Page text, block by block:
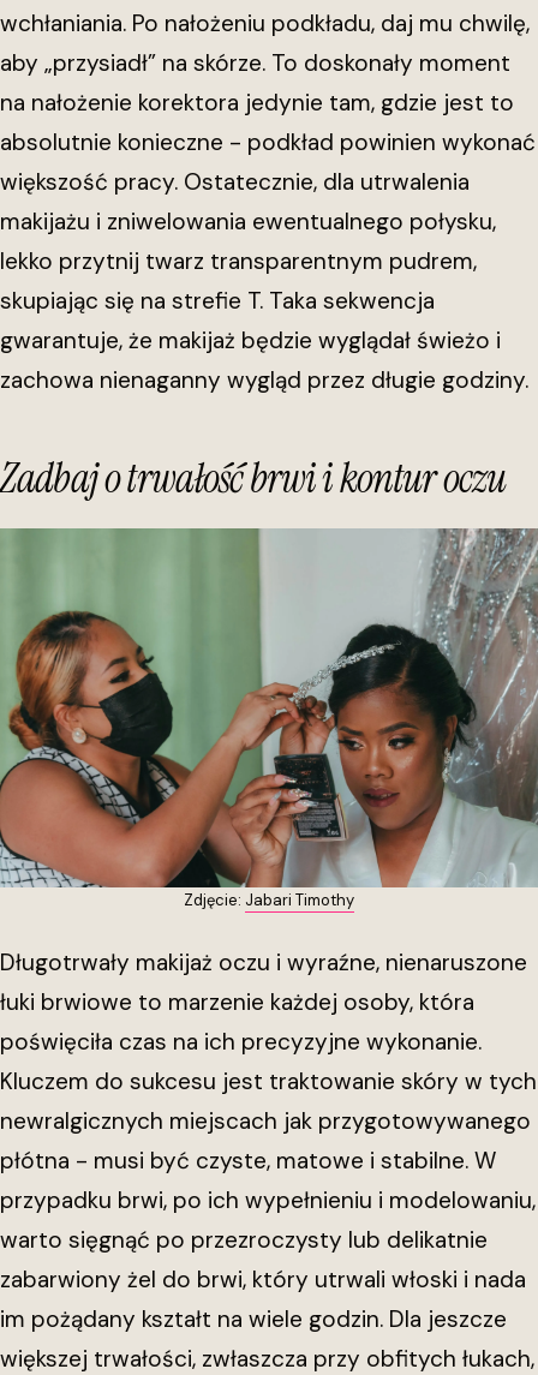
wchłaniania. Po nałożeniu podkładu, daj mu chwilę,
aby „przysiadł” na skórze. To doskonały moment
na nałożenie korektora jedynie tam, gdzie jest to
absolutnie konieczne - podkład powinien wykonać
większość pracy. Ostatecznie, dla utrwalenia
makijażu i zniwelowania ewentualnego połysku,
lekko przytnij twarz transparentnym pudrem,
skupiając się na strefie T. Taka sekwencja
gwarantuje, że makijaż będzie wyglądał świeżo i
zachowa nienaganny wygląd przez długie godziny.
Zadbaj o trwałość brwi i kontur oczu
Zdjęcie: Jabari Timothy
Długotrwały makijaż oczu i wyraźne, nienaruszone
łuki brwiowe to marzenie każdej osoby, która
poświęciła czas na ich precyzyjne wykonanie.
Kluczem do sukcesu jest traktowanie skóry w tych
newralgicznych miejscach jak przygotowywanego
płótna - musi być czyste, matowe i stabilne. W
przypadku brwi, po ich wypełnieniu i modelowaniu,
warto sięgnąć po przezroczysty lub delikatnie
zabarwiony żel do brwi, który utrwali włoski i nada
im pożądany kształt na wiele godzin. Dla jeszcze
większej trwałości, zwłaszcza przy obfitych łukach,